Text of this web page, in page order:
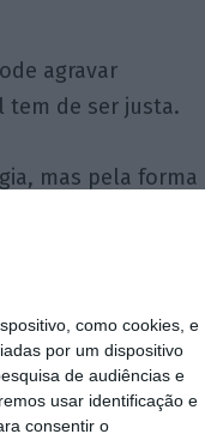
como cookies, e
por um dispositivo
de audiências e
usar identificação e
consentir o
agravar
tem de ser justa.
mas pela forma